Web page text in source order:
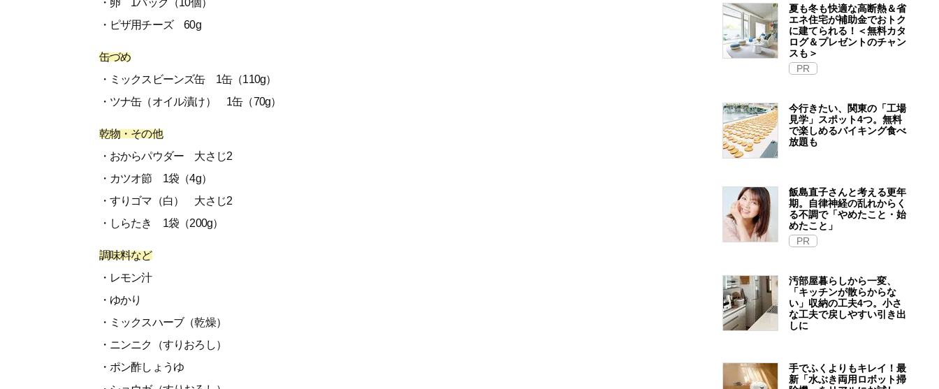
・卵 1パック（10個）
・ピザ用チーズ 60g
缶づめ
・ミックスビーンズ缶 1缶（110g）
・ツナ缶（オイル漬け） 1缶（70g）
乾物・その他
・おからパウダー 大さじ2
・カツオ節 1袋（4g）
・すりゴマ（白） 大さじ2
・しらたき 1袋（200g）
調味料など
・レモン汁
・ゆかり
・ミックスハーブ（乾燥）
・ニンニク（すりおろし）
・ポン酢しょうゆ
夏も冬も快適な高断熱＆省
エネ住宅が補助金でおトク
に建てられる！＜無料カタ
ログ＆プレゼントのチャン
スも＞
PR
今行きたい、関東の「工場
見学」スポット4つ。無料
で楽しめるバイキング食べ
放題も
飯島直子さんと考える更年
期。自律神経の乱れからく
る不調で「やめたこと・始
めたこと」
PR
汚部屋暮らしから一変、
「キッチンが散らからな
い」収納の工夫4つ。小さ
な工夫で戻しやすい引き出
しに
手でふくよりもキレイ！最
新「水ぶき両用ロボット掃